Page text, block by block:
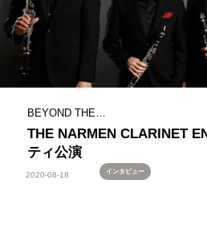
BEYOND THE…
THE NARMEN CLARINET
ティ公演
2020-08-18 インタビュー